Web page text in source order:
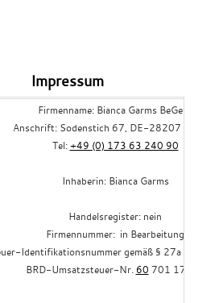
Impressum
Firmenname: Bianca Garms BeGefit
Anschrift: Sodenstich 67, DE-28207 Bremen
Tel:+49 (0) 173 63 240 90
Inhaberin: Bianca Garms
Handelsregister: nein
Firmennummer: in Bearbeitung
Identifikationsnummer gemäß § 27a
BRD-Umsatzsteuer-Nr. 60 701 17736